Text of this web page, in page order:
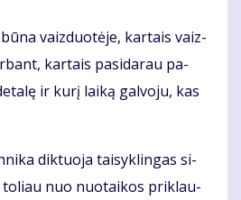
vaiz­duo­tė­je, kar­tais vaiz­
kar­tais pa­si­da­rau pa­
ir ku­rį lai­ką gal­vo­ju, kas
dik­tuo­ja tai­syk­lin­gas si­
to­liau nuo nuo­tai­kos pri­klau­